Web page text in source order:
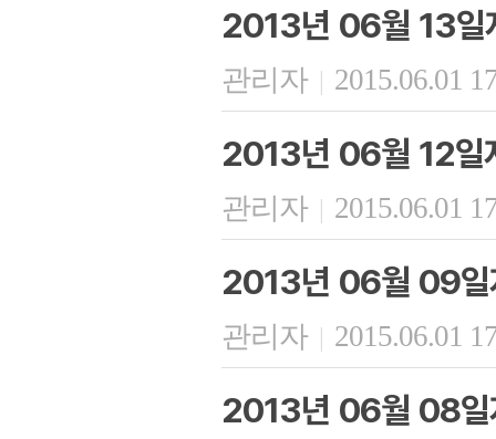
2013년 06월 13일
관리자 | 2015.06.01
2013년 06월 12일
관리자 | 2015.06.01
2013년 06월 09일
관리자 | 2015.06.01
2013년 06월 08일